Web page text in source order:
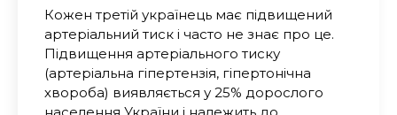
Кожен третій українець має підвищений
артеріальний тиск і часто не знає про це.
Підвищення артеріального тиску
(артеріальна гіпертензія, гіпертонічна
хвороба) виявляється у 25% дорослого